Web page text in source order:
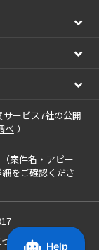
ービス7社の公開
べ ）
案件名・アピー
をご確認くださ
いて